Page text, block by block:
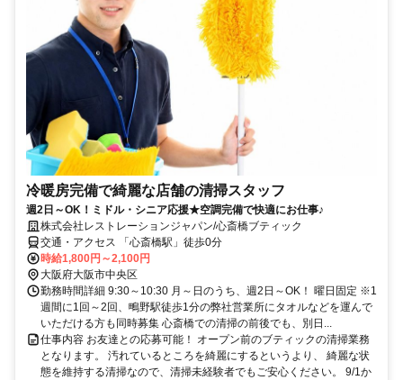
冷暖房完備で綺麗な店舗の清掃スタッフ
週2日～OK！ミドル・シニア応援★空調完備で快適にお仕事♪
株式会社レストレーションジャパン/心斎橋ブティック
交通・アクセス 「心斎橋駅」徒歩0分
時給1,800円～2,100円
大阪府大阪市中央区
勤務時間詳細 9:30～10:30 月～日のうち、週2日～OK！ 曜日固定 ※1
週間に1回～2回、鴫野駅徒歩1分の弊社営業所にタオルなどを運んで
いただける方も同時募集 心斎橋での清掃の前後でも、別日...
仕事内容 お友達との応募可能！ オープン前のブティックの清掃業務
となります。 汚れているところを綺麗にするというより、 綺麗な状
態を維持する清掃なので、清掃未経験者でもご安心ください。 9/1か